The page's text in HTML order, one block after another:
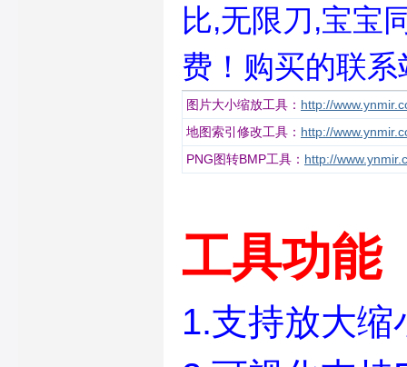
比,无限刀,宝宝
费！购买的联
图片大小缩放工具： http://
地图索引修改工具： http://
PNG图转BMP工具： http://
工具功能
1.支持放大